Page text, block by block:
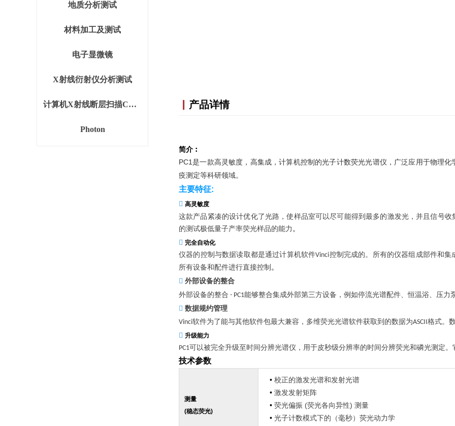
地质分析测试
材料加工及测试
电子显微镜
X射线衍射仪分析测试
计算机X射线断层扫描CT设备
Photon
产品详情
简介︰
PC1是一款高灵敏度，高集成，计算机控制的光子计数荧光光谱仪，广泛应用于物理
疫测定等科研领域。
主要特征:
 高灵敏度
这款产品紧凑的设计优化了光路，使样品室可以尽可能得到最多的激发光，并且信号
的测试极低量子产率荧光样品的能力 。
 完全自动化
仪器的控制与数据读取都是通过计算机软件Vinci控制完成的。所有的仪器组成部件和
所有设备和配件进行直接控制 。
 外部设备的整合
外部设备的整合 - PC1能够整合集成外部第三方设备，例如停流光谱配件、恒温浴、压力
 数据规约管理
Vinci软件为了能与其他软件包最大兼容，多维荧光光谱软件获取到的数据为ASCII格式。
 升级能力
PC1可以被完全升级至时间分辨光谱仪，用于皮秒级分辨率的时间分辨荧光和磷光测定
技术参数
测量
(稳态荧光)
• 校正的激发光谱和发射光谱
• 激发发射矩阵
• 荧光偏振 (荧光各向异性) 测量
• 光子计数模式下的（毫秒）荧光动力学